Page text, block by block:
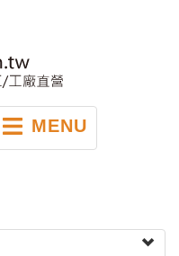
MENU